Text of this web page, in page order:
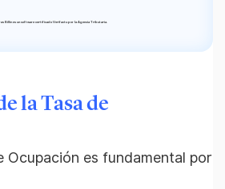
Billin es un software certificado Verifactu por la Agencia Tributaria.
la Tasa de
Ocupación es fundamental por